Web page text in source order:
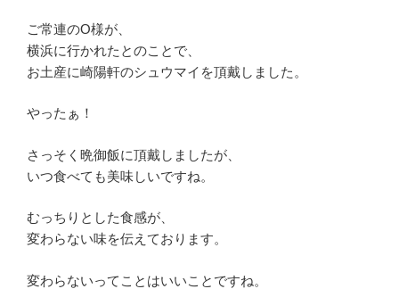
ご常連のO様が、
横浜に行かれたとのことで、
お土産に崎陽軒のシュウマイを頂戴しました。
やったぁ！
さっそく晩御飯に頂戴しましたが、
いつ食べても美味しいですね。
むっちりとした食感が、
変わらない味を伝えております。
変わらないってことはいいことですね。